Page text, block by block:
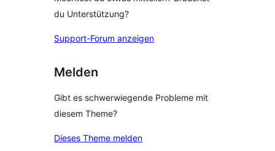
du Unterstützung?
Support-Forum anzeigen
Melden
Gibt es schwerwiegende Probleme mit
diesem Theme?
Dieses Theme melden